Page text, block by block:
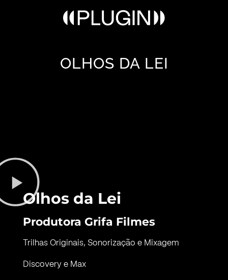
OLHOS DA LEI
Olhos da Lei
Produtora Grifa Filmes
Trilhas Originais, Sonorização e Mixagem
Discovery e Max